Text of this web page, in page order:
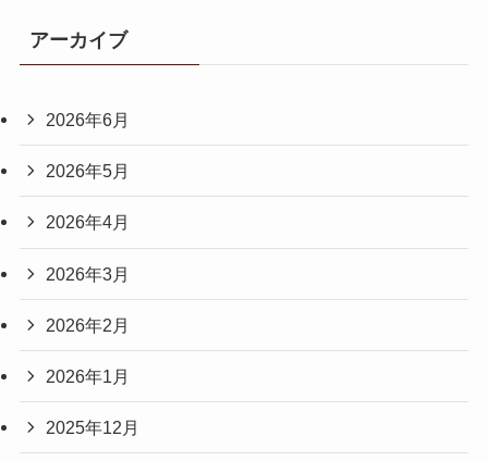
アーカイブ
2026年6月
2026年5月
2026年4月
2026年3月
2026年2月
2026年1月
2025年12月